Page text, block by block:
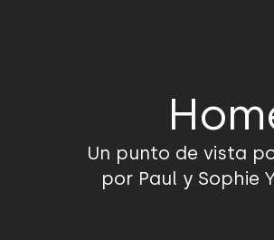
Un punto de vista
por Paul y Sophie